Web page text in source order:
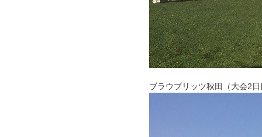
ブラウブリッツ秋田（大会2日